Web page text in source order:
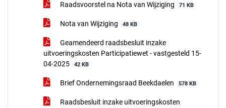
Raadsvoorstel na Nota van Wijziging
71 KB
Nota van Wijziging 48 KB
Geamendeerd raadsbesluit inzake
uitvoeringskosten Participatiewet - vastgesteld 15-
04-2025
42 KB
Brief Ondernemingsraad Beekdaelen 578 KB
Raadsbesluit inzake uitvoeringskosten